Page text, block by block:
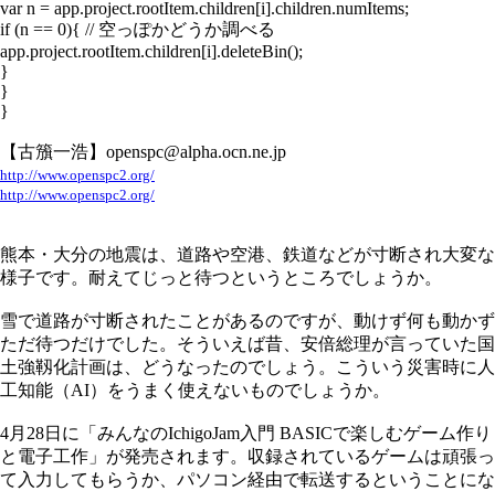
var n = app.project.rootItem.children[i].children.numItems;
if (n == 0){ // 空っぽかどうか調べる
app.project.rootItem.children[i].deleteBin();
}
}
}
【古籏一浩】openspc@alpha.ocn.ne.jp
http://www.openspc2.org/
http://www.openspc2.org/
熊本・大分の地震は、道路や空港、鉄道などが寸断され大変な
様子です。耐えてじっと待つというところでしょうか。
雪で道路が寸断されたことがあるのですが、動けず何も動かず
ただ待つだけでした。そういえば昔、安倍総理が言っていた国
土強靱化計画は、どうなったのでしょう。こういう災害時に人
工知能（AI）をうまく使えないものでしょうか。
4月28日に「みんなのIchigoJam入門 BASICで楽しむゲーム作り
と電子工作」が発売されます。収録されているゲームは頑張っ
て入力してもらうか、パソコン経由で転送するということにな